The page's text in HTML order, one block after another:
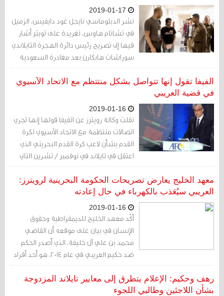
نشر الدبلوماسي نايجل غود دايفيس، الزميل
في تشاتام هاوس، تغريدة على تويتر أشار
فيها إلى تصريح رئيس دائرة الهجرة التايلاندي
سوراشات هابكارن بعد مغادرة السعودية
رهف القنون إلى كندا...
الفيفا تقول إنها تتواصل بشكل منتتظم مع الاتحاد الآسيوي
في قضية العريبي
نقلت وكالة رويترز عن الفيفا قولها إنها تجري
اتصالات منتظمة مع الاتحاد الآسيوي لكرة
القدم بشأن لاعب كرة القدم البحريني الذي
اعتقل في تايلاند في نوفمبر / تشرين الثاني
الماضي بسبب حكم بالسجن في بلاده.
معهد الخليج يعارض تصريحات الحكومة البحرينية لرويترز:
العريبي سيُعَذب بالكهرباء في حال إعادته
أكّد معهد الخليج للديمقراطية وحقوق
الإنسان في بيان على موقعه أن القاضي
محمد بن علي آل خليفة، الذي أصدر الحكم
ضد حكيم العريبي في عام ٢٠١٤، هو أحد أفراد
العائلة الحاكمة في البحرين، وقد رفض النظر
في أدلة براءة العريبي وفي التحقيق في دعوى
التعذيب.
رهف وحكيم: الإعلام يتطرق إلى معايير تايلاند المزدوجة
بشأن اللاجئين وطالبي اللجوء